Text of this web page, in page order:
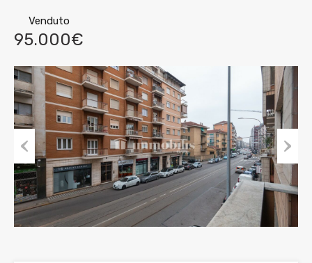
Venduto
95.000€
Prev
ious
Nex
t